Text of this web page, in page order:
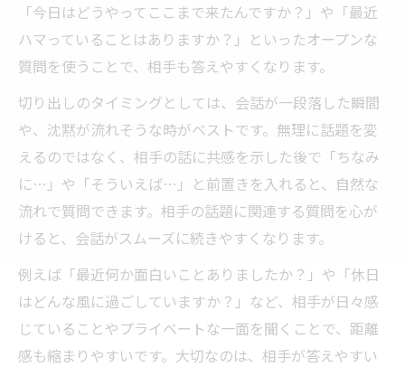
会話が広がる面白い話題の作り方
恋愛や日常に効く盛り上がる会話のコツ
恋愛で使える盛り上がる会話質問の実例
男女で盛り上がる会話のポイントを解説
日常を彩る盛り上がる質問の選び方
相手の価値観を引き出す会話ネタの工夫
二択やクスッと笑える質問で空気を和ませる
クスッと笑える質問が会話を活性化
会話が弾むシチュエーション別面白い質問
盛り上がる質問で緊張がほぐれる理由
「今日はどうやってここまで来たんですか？」や「最近
ハマっていることはありますか？」といったオープンな
質問を使うことで、相手も答えやすくなります。
切り出しのタイミングとしては、会話が一段落した瞬間
や、沈黙が流れそうな時がベストです。無理に話題を変
えるのではなく、相手の話に共感を示した後で「ちなみ
に…」や「そういえば…」と前置きを入れると、自然な
流れで質問できます。相手の話題に関連する質問を心が
けると、会話がスムーズに続きやすくなります。
例えば「最近何か面白いことありましたか？」や「休日
はどんな風に過ごしていますか？」など、相手が日々感
じていることやプライベートな一面を聞くことで、距離
感も縮まりやすいです。大切なのは、相手が答えやすい